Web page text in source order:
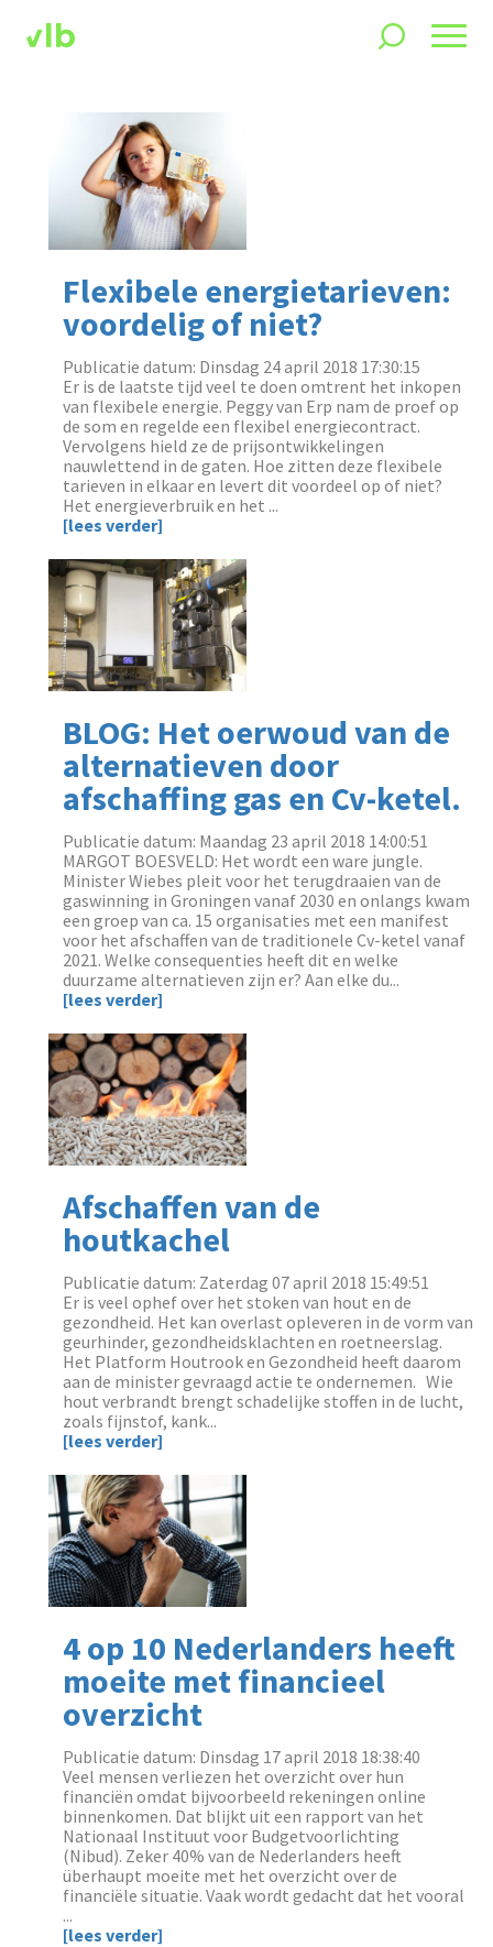
Flexibele energietarieven:
voordelig of niet?
Publicatie datum: Dinsdag 24 april 2018 17:30:15
Er is de laatste tijd veel te doen omtrent het inkopen
van flexibele energie. Peggy van Erp nam de proef op
de som en regelde een flexibel energiecontract.
Vervolgens hield ze de prijsontwikkelingen
nauwlettend in de gaten. Hoe zitten deze flexibele
tarieven in elkaar en levert dit voordeel op of niet?
Het energieverbruik en het ...
[lees verder]
BLOG: Het oerwoud van de
alternatieven door
afschaffing gas en Cv-ketel.
Publicatie datum: Maandag 23 april 2018 14:00:51
MARGOT BOESVELD: Het wordt een ware jungle.
Minister Wiebes pleit voor het terugdraaien van de
gaswinning in Groningen vanaf 2030 en onlangs kwam
een groep van ca. 15 organisaties met een manifest
voor het afschaffen van de traditionele Cv-ketel vanaf
2021. Welke consequenties heeft dit en welke
duurzame alternatieven zijn er? Aan elke du...
[lees verder]
Afschaffen van de
houtkachel
Publicatie datum: Zaterdag 07 april 2018 15:49:51
Er is veel ophef over het stoken van hout en de
gezondheid. Het kan overlast opleveren in de vorm van
geurhinder, gezondheidsklachten en roetneerslag.
Het Platform Houtrook en Gezondheid heeft daarom
aan de minister gevraagd actie te ondernemen. Wie
hout verbrandt brengt schadelijke stoffen in de lucht,
zoals fijnstof, kank...
[lees verder]
4 op 10 Nederlanders heeft
moeite met financieel
overzicht
Publicatie datum: Dinsdag 17 april 2018 18:38:40
Veel mensen verliezen het overzicht over hun
financiën omdat bijvoorbeeld rekeningen online
binnenkomen. Dat blijkt uit een rapport van het
Nationaal Instituut voor Budgetvoorlichting
(Nibud). Zeker 40% van de Nederlanders heeft
überhaupt moeite met het overzicht over de
financiële situatie. Vaak wordt gedacht dat het vooral
...
[lees verder]